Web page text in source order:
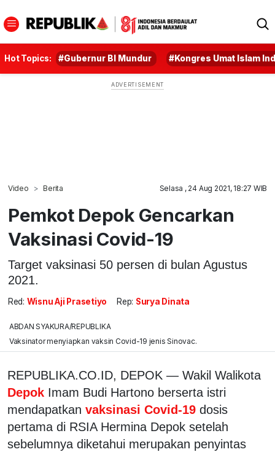
Hot Topics: #Gubernur BI Mundur #Kongres Umat Islam
Video Berita Selasa , 24 Aug 2021, 18:27 WIB
Pemkot Depok Gencarkan
Vaksinasi Covid-19
Target vaksinasi 50 persen di bulan Agustus
2021.
Red: Wisnu Aji Prasetiyo Rep: Surya Dinata
ABDAN SYAKURA/REPUBLIKA
Vaksinator menyiapkan vaksin Covid-19 jenis Sinovac.
REPUBLIKA.CO.ID, DEPOK — Wakil Walikota
Depok Imam Budi Hartono berserta istri
mendapatkan vaksinasi Covid-19 dosis
pertama di RSIA Hermina Depok setelah
sebelumnya diketahui merupakan penyintas